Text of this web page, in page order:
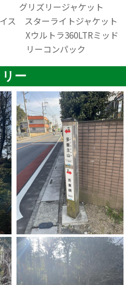
リズリージャケット
ス スターライトジャケット
ウルトラ360LTRミッド
リーコンパック
ー